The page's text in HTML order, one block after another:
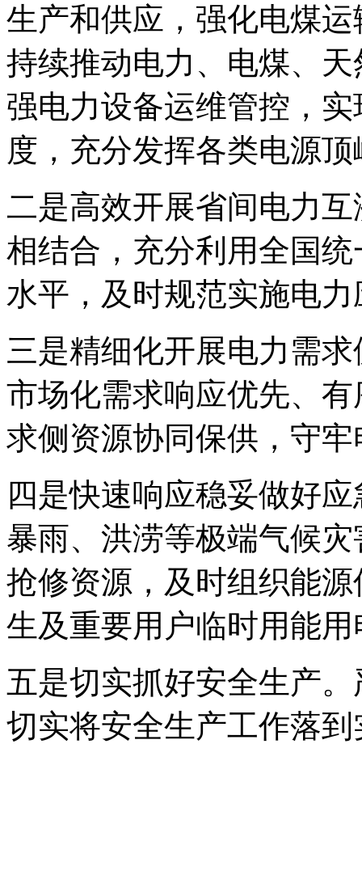
生产和供应，强化电煤
持续推动电力、电煤、
强电力设备运维管控，
度，充分发挥各类电源
二是高效开展省间电力
相结合，充分利用全国
水平，及时规范实施电
三是精细化开展电力需
市场化需求响应优先、
求侧资源协同保供，守
四是快速响应稳妥做好
暴雨、洪涝等极端气候
抢修资源，及时组织能
生及重要用户临时用能
五是切实抓好安全生产
切实将安全生产工作落